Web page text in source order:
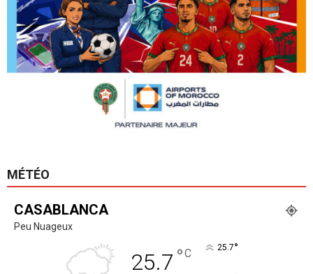
MÉTÉO
CASABLANCA
Peu Nuageux
25.7 °C 25.7°